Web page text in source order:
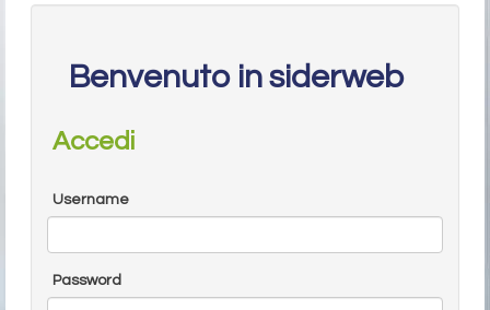
Benvenuto in siderweb
Accedi
Username
Password